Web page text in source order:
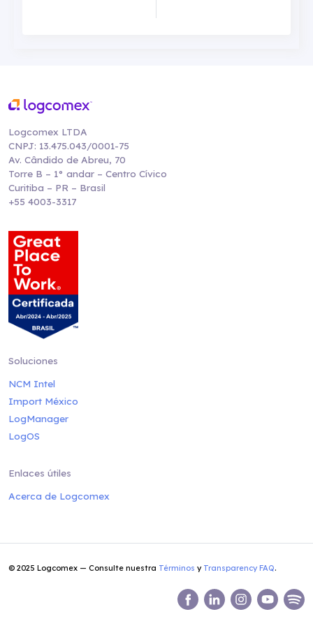
Logcomex LTDA
CNPJ: 13.475.043/0001-75
Av. Cândido de Abreu, 70
Torre B – 1° andar – Centro Cívico
Curitiba – PR – Brasil
+55 4003-3317
Soluciones
NCM Intel
Import México
LogManager
LogOS
Enlaces útiles
Acerca de Logcomex
© 2025 Logcomex — Consulte nuestra Términos y Transparency FAQ.